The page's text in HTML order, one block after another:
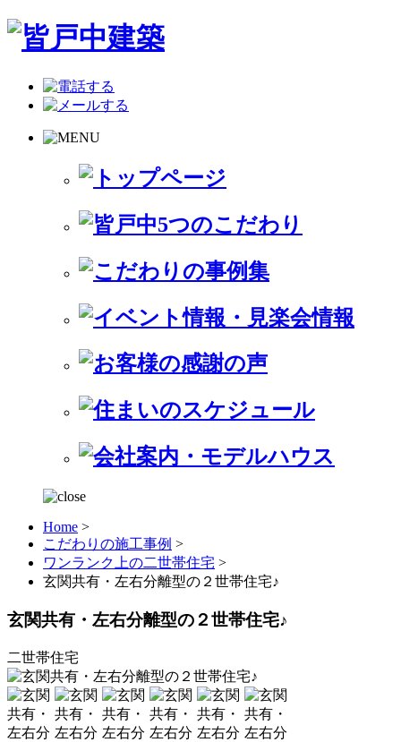
Home >
こだわりの施工事例 >
ワンランク上の二世帯住宅 >
玄関共有・左右分離型の２世帯住宅♪
玄関共有・左右分離型の２世帯住宅♪
二世帯住宅